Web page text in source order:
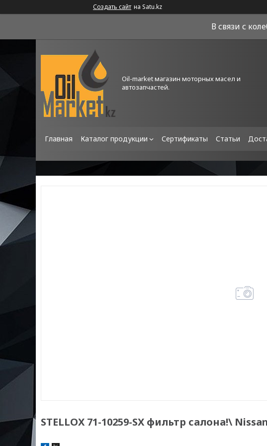
Создать сайт на Satu.kz
В связи с
Oil-market магазин моторных масел и
автозапчастей.
Главная Каталог продукции Сертификаты Статьи
STELLOX 71-10259-SX фильтр салона!\